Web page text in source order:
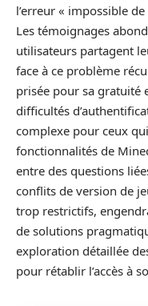
l’erreur « impossible
Les témoignages
utilisateurs partagent
face à ce problème
prisée pour sa gratuité
difficultés
complexe pour ceux
fonctionnalités de
entre des questions
conflits de version de
trop restrictifs,
de solutions
exploration détaillée
pour rétablir l’accès à